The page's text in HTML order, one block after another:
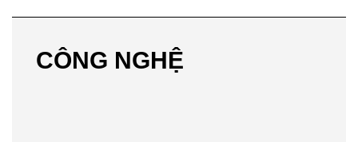
CÔNG NGHỆ